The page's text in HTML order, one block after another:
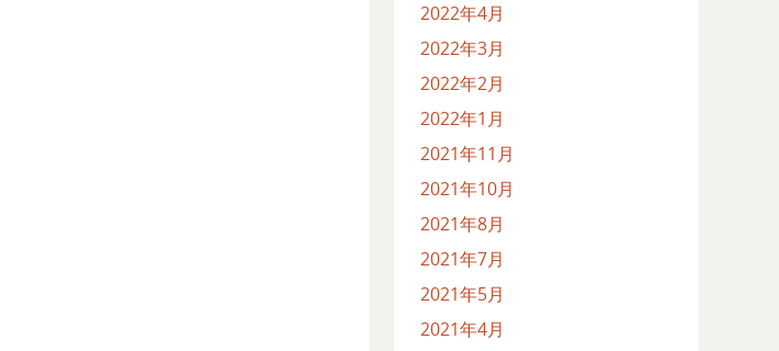
2022年4月
2022年3月
2022年2月
2022年1月
2021年11月
2021年10月
2021年8月
2021年7月
2021年5月
2021年4月